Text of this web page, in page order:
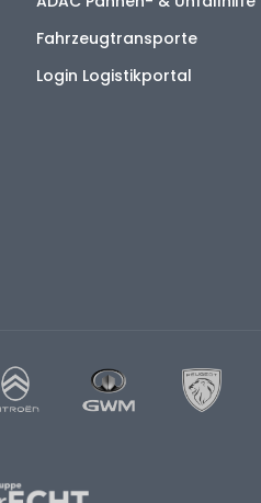
Fahrzeugtransporte
Login Logistikportal